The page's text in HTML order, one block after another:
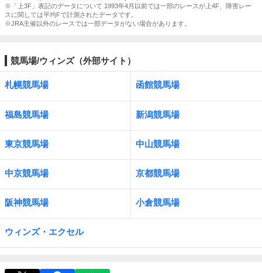
※「上3F」表記のデータについて 1993年4月以前では一部のレースが上4F、障害レー
スに関しては平均Fで計測されたデータです。
※JRA主催以外のレースでは一部データがない場合があります。
競馬場/ウィンズ（外部サイト）
札幌競馬場 函館競馬場
福島競馬場 新潟競馬場
東京競馬場 中山競馬場
中京競馬場 京都競馬場
阪神競馬場 小倉競馬場
ウィンズ・エクセル